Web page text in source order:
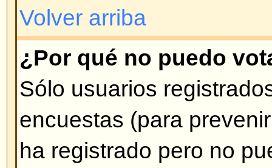
¿Qué son los
Los Administradores son gente
alto nivel de control sobre el
controlar la manera en que
sus aspectos, incluyendo